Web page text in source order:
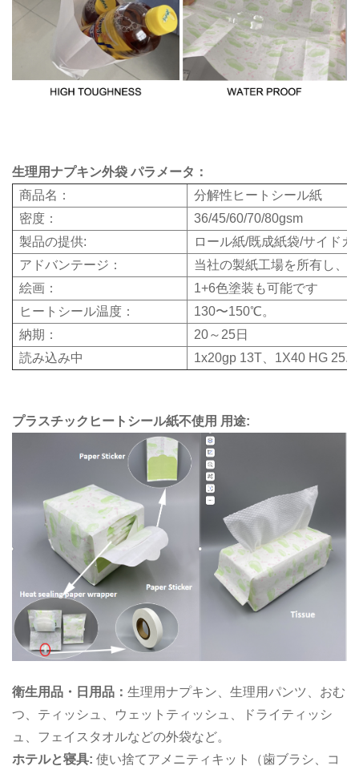
生理用ナプキン外袋 パラメータ：
商品名：
分解性ヒートシール紙
密度：
36/45/60/70/80gsm
製品の提供:
ロール紙/既成紙袋/サイドガ
アドバンテージ：
当社の製紙工場を所有し、
絵画：
1+6色塗装も可能です
ヒートシール温度：
130〜150℃。
納期：
20～25日
読み込み中
1x20gp 13T、1X40 HG
プラスチックヒートシール紙不使用 用途:
衛生用品・日用品： 生理用ナプキン、生理用パンツ、おむ
つ、ティッシュ、ウェットティッシュ、ドライティッシ
ュ、フェイスタオルなどの外袋など。
ホテルと寝具: 使い捨てアメニティキット（歯ブラシ、コ